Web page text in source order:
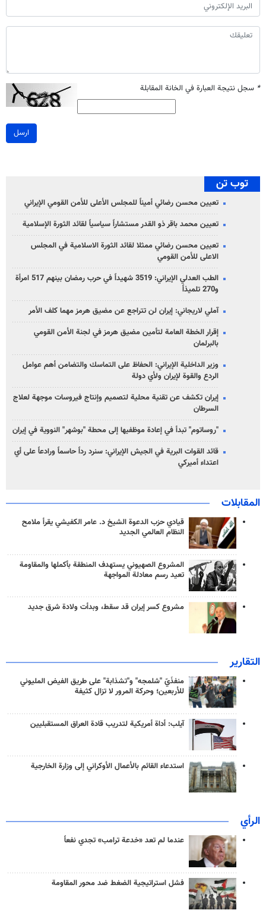
* سجل نتيجة العبارة في الخانة المقابلة
ارسل
توب تن
تعيين محسن رضائي أميناً للمجلس الأعلى للأمن القومي الإيراني
تعيين محمد باقر ذو القدر مستشاراً سياسياً لقائد الثورة الإسلامية
تعيين محسن رضائي ممثلا لقائد الثورة الاسلامية في المجلس
الاعلى للأمن القومي
الطب العدلي الإيراني: 3519 شهيداً في حرب رمضان بينهم 517 امرأة
و270 تلميذاً
آملي لاريجاني: إيران لن تتراجع عن مضيق هرمز مهما كلف الأمر
إقرار الخطة العامة لتأمين مضيق هرمز في لجنة الأمن القومي
بالبرلمان
وزير الداخلية الإيراني: الحفاظ على التماسك والتضامن أهم عوامل
الردع والقوة لإيران ولأي دولة
إيران تكشف عن تقنية محلية لتصميم وإنتاج فيروسات موجهة لعلاج
السرطان
"روساتوم" تبدأ في إعادة موظفيها إلى محطة "بوشهر" النووية في إيران
قائد القوات البرية في الجيش الإيراني: سنرد رداً حاسماً ورادعاً على أي
اعتداء أميركي
المقابلات
قيادي حزب الدعوة الشيخ د. عامر الكفيشي يقرأ ملامح
النظام العالمي الجديد
المشروع الصهيوني يستهدف المنطقة بأكملها والمقاومة
تعيد رسم معادلة المواجهة
مشروع كسر إيران قد سقط، وبدأت ولادة شرق جديد
التقارير
منفذَيّ "شلمجه" و"تشذابة" على طريق الفيض المليوني
للأربعين؛ وحركة المرور لا تزال كثيفة
آيلب: أداة أمريكية لتدريب قادة العراق المستقبليين
استدعاء القائم بالأعمال الأوكراني إلى وزارة الخارجية
الرأي
عندما لم تعد «خدعة ترامب» تجدي نفعاً
فشل استراتيجية الضغط ضد محور المقاومة